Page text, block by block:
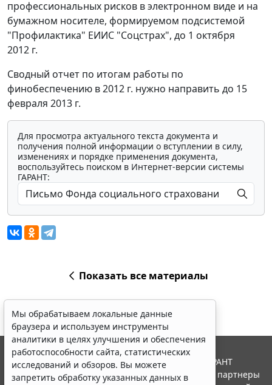
профессиональных рисков в электронном виде и на
бумажном носителе, формируемом подсистемой
"Профилактика" ЕИИС "Соцстрах", до 1 октября
2012 г.
Сводный отчет по итогам работы по
финобеспечению в 2012 г. нужно направить до 15
февраля 2013 г.
Для просмотра актуального текста документа и
получения полной информации о вступлении в силу,
изменениях и порядке применения документа,
воспользуйтесь поиском в Интернет-версии системы
ГАРАНТ:
Показать все материалы
Мы обрабатываем локальные данные
браузера и используем инструменты
аналитики в целях улучшения и обеспечения
работоспособности сайта, статистических
исследований и обзоров. Вы можете
запретить обработку указанных данных в
© ООО "НПП "ГАРАНТ-СЕРВИС", 2026. Система ГАРАНТ
выпускается с 1990 года. Компания "Гарант" и ее партнеры